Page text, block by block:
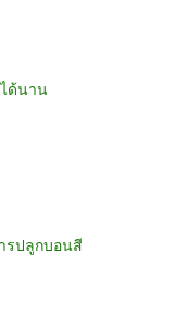
ด้นาน
รปลูกบอนสี